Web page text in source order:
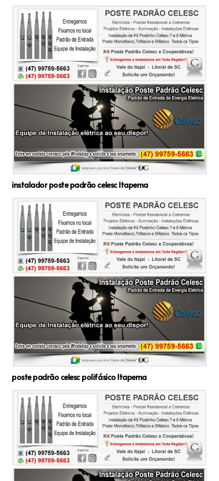
instalador poste padrão celesc Itapema
poste padrão celesc polifásico Itapema